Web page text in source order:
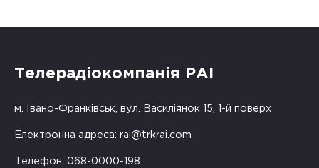
Телерадіокомпанія РАІ
м. Івано-Франківськ, вул. Василіянок 15, 1-й поверх
Електронна адреса: rai@trkrai.com
Телефон: 068-0000-198